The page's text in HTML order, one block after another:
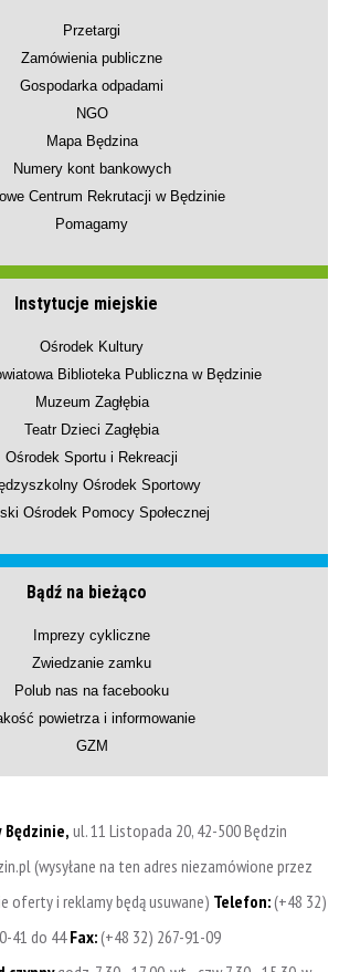
Przetargi
Zamówienia publiczne
Gospodarka odpadami
NGO
Mapa Będzina
Numery kont bankowych
Centrum Rekrutacji w Będzinie
Pomagamy
Instytucje miejskie
Ośrodek Kultury
Biblioteka Publiczna w Będzinie
Muzeum Zagłębia
Teatr Dzieci Zagłębia
Ośrodek Sportu i Rekreacji
Ośrodek Sportowy
Ośrodek Pomocy Społecznej
Bądź na bieżąco
Imprezy cykliczne
Zwiedzanie zamku
Polub nas na facebooku
powietrza i informowanie
GZM
Będzinie,ul. 11 Listopada 20, 42-500 Będzin
(wysyłane na ten adres niezamówione przez
oferty i reklamy będą usuwane) Telefon:(+48 32)
41 do 44Fax:(+48 32) 267-91-09